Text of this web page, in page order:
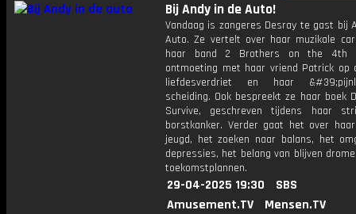
Bij Andy in de Auto!
Vandaag is zangeres Desray te gast bij
Auto. Ze vertelt over haar muzikale
haar band 2 Brothers on the 4th
ontmoeting met haar vriend Patrick op
liefdesverdriet en haar
scheiding. Ook bespreekt ze haar boek
Survive, geschreven tijdens haar
borstkanker. Verder gaat het over
jeugd, het zoeken naar balans, het
depressies, het belang van blijven
toekomstplannen.
29-04-2025 19:30
SBS
Amusement.TV
Mensen.TV